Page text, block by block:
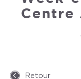
Centre
Retour